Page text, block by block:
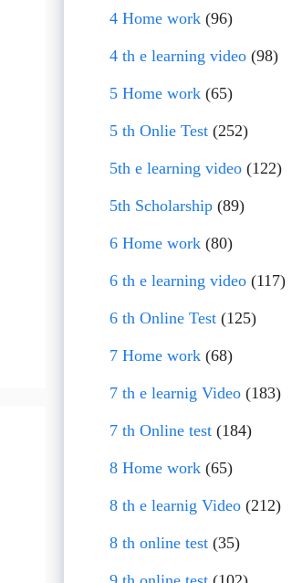
4 Home work(96)
4 th e learning video(98)
5 Home work(65)
5 th Onlie Test(252)
5th e learning video(122)
5th Scholarship(89)
6 Home work(80)
6 th e learning video(117)
6 th Online Test(125)
7 Home work(68)
7 th e learnig Video(183)
7 th Online test(184)
8 Home work(65)
8 th e learnig Video(212)
8 th online test(35)